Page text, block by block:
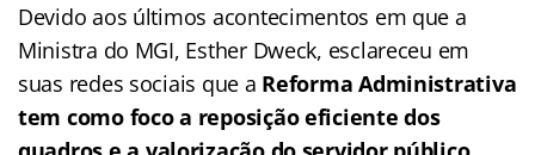
Devido aos últimos acontecimentos em que a
Ministra do MGI, Esther Dweck, esclareceu em
suas redes sociais que a Reforma Administrativa
tem como foco a reposição eficiente dos